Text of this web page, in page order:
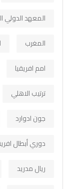
المعهد الدولي
المغرب
امم افريقيا
ترتيب الاهلي
جون ادوارد
دوري أبطال
ريال مدريد